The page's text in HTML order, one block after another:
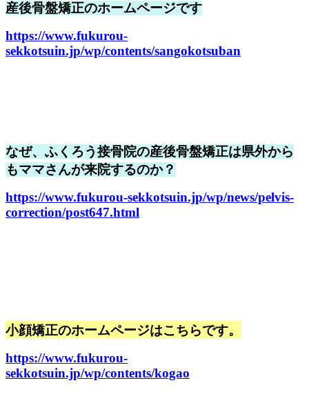
産後骨盤矯正のホームページです
https://www.fukurou-
sekkotsuin.jp/wp/contents/sangokotsuban
なぜ、ふくろう接骨院の産後骨盤矯正は県外から
もママさんが来院するのか？
https://www.fukurou-sekkotsuin.jp/wp/news/pelvis-
correction/post647.html
小顔矯正のホームページはこちらです。
https://www.fukurou-
sekkotsuin.jp/wp/contents/kogao